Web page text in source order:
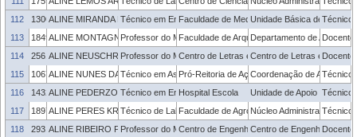
112
1300636ALINE MIRANDA DA SILVATécnico em EnfermagemFaculdade de MedicinaUnidade Básica de Saúde
Técnico
113
1849279ALINE MONTAGNA DA SILVEIRAProfessor do Magistério Superior
Faculdade de Arquitetura e Urbanismo
Departamento de Docente
114
2561516ALINE NEUSCHRANKProfessor do Magistério Superior
Centro de Letras e Comunicação
Centro de Letras eDocente
115
1067654ALINE NUNES DA CUNHA DE MEDEIROS
Técnico em Assuntos Educacionais
Pró-Reitoria de Ações Afirmativas e Equidade
Coordenação de
Técnico
116
1432680ALINE PEDERZOLLI HACKBARTH
Técnico em Enfermagem
Hospital Escola Unidade de Apoio aoTécnico
117
1897247ALINE PERES KROLOWTécnico de LaboratórioFaculdade de Agronomia Eliseu Maciel
Núcleo Administrativo -Técnico
118
2931082ALINE RIBEIRO PALIGAProfessor do Magistério Superior
Centro de EngenhariasCentro de Engenharias
Docente